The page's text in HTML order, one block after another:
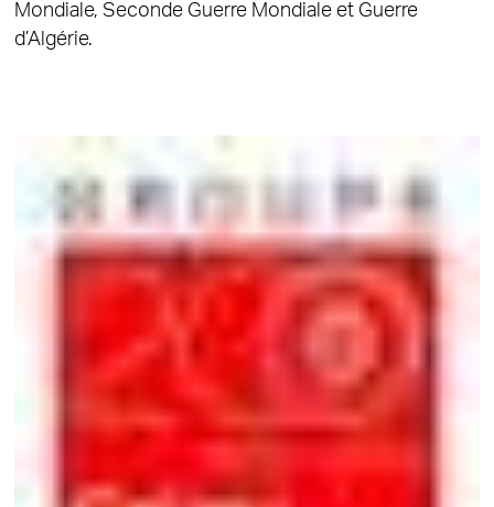
Mondiale, Seconde Guerre Mondiale et Guerre
d’Algérie.